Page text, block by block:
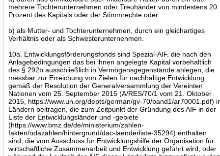
mehrere Tochterunternehmen oder Treuhänder von mindestens 20
Prozent des Kapitals oder der Stimmrechte oder
b) als Mutter- und Tochterunternehmen, durch ein gleichartiges
Verhältnis oder als Schwesterunternehmen.
10a. Entwicklungsförderungsfonds sind Spezial-AIF, die nach den
Anlagebedingungen das bei ihnen angelegte Kapital vorbehaltlich
des § 292b ausschließlich in Vermögensgegenstände anlegen, die
messbar zur Erreichung von Zielen für nachhaltige Entwicklung
gemäß der Resolution der Generalversammlung der Vereinten
Nationen vom 25. September 2015 (A/RES/70/1 vom 21. Oktober
2015, https://www.un.org/depts/german/gv-70/band1/ar70001.pdf)
Ländern beitragen, die zum Zeitpunkt der Gründung des AIF in der
Liste der Entwicklungsländer und -gebiete
(https://www.bmz.de/de/ministerium/zahlen-
fakten/odazahlen/hintergrund/dac-laenderliste-35294) enthalten
sind, die vom Ausschuss für Entwicklungshilfe der Organisation für
wirtschaftliche Zusammenarbeit und Entwicklung geführt wird, oder